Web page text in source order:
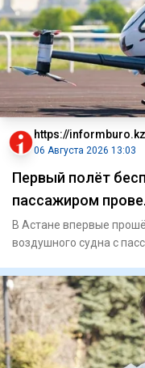
https://informburo.kz
06 Августа 2026 13:03
Первый полёт
пассажиром
В Астане впервые
воздушного судна с